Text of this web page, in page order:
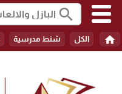
search
home الكل شنط مدرسية